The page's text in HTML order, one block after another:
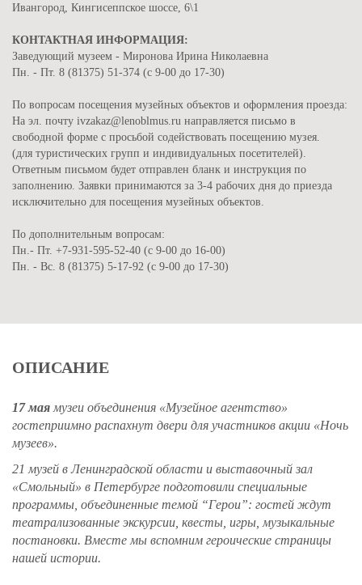
Ивангород, Кингисеппское шоссе, 6\1
КОНТАКТНАЯ ИНФОРМАЦИЯ:
Заведующий музеем - Миронова Ирина Николаевна
Пн. - Пт. 8 (81375) 51-374 (с 9-00 до 17-30)
По вопросам посещения музейных объектов и оформления проезда:
На эл. почту ivzakaz@lenoblmus.ru направляется письмо в
свободной форме с просьбой содействовать посещению музея.
(для туристических групп и индивидуальных посетителей).
Ответным письмом будет отправлен бланк и инструкция по
заполнению. Заявки принимаются за 3-4 рабочих дня до приезда
исключительно для посещения музейных объектов.
По дополнительным вопросам:
Пн.- Пт. +7-931-595-52-40 (с 9-00 до 16-00)
Пн. - Вс. 8 (81375) 5-17-92 (с 9-00 до 17-30)
ОПИСАНИЕ
17мая музеи объединения «Музейное агентство»
гостеприимно распахнут двери для участников акции «Ночь
музеев».
21 музей в Ленинградской области и выставочный зал
«Смольный» в Петербурге подготовили специальные
программы , объединенные темой “Герои”: гостей ждут
театрализованные экскурсии, квесты, игры, музыкальные
постановки. Вместе мы вспомним героические страницы
нашей истории.